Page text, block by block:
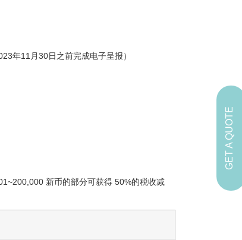
年11月30日之前完成电子呈报）
新币的部分可获得 50%的税收减
GET A QUOTE